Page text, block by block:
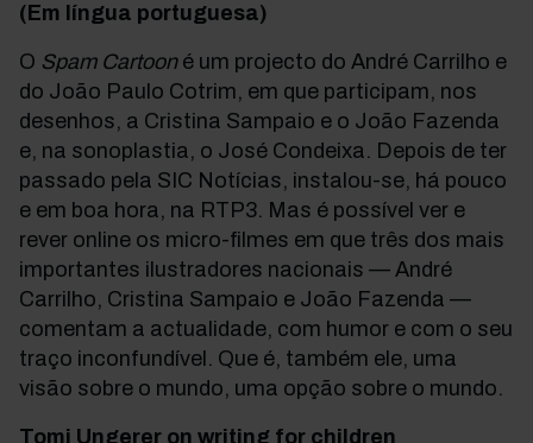
(Em língua portuguesa)
O Spam Cartooné um projecto do André Carrilho e
do João Paulo Cotrim, em que participam, nos
desenhos, a Cristina Sampaio e o João Fazenda
e, na sonoplastia, o José Condeixa. Depois de ter
passado pela SIC Notícias, instalou-se, há pouco
e em boa hora, na RTP3. Mas é possível ver e
rever online os micro-filmes em que três dos mais
importantes ilustradores nacionais — André
Carrilho, Cristina Sampaio e João Fazenda —
comentam a actualidade, com humor e com o seu
traço inconfundível. Que é, também ele, uma
visão sobre o mundo, uma opção sobre o mundo.
Tomi Ungerer on writing for children